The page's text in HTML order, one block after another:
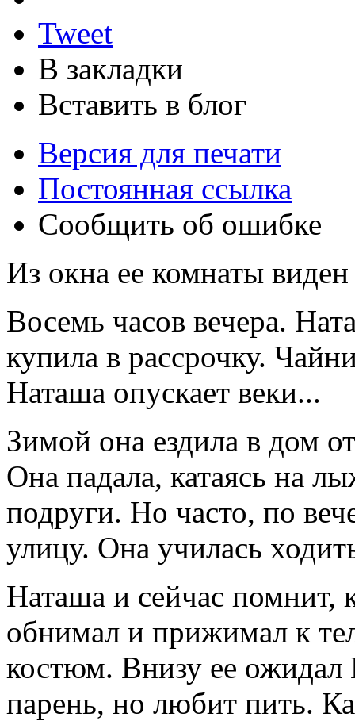
Tweet
В закладки
Вставить в блог
Версия для печати
Постоянная ссылка
Сообщить об ошибке
Из окна ее комнаты виден
Восемь часов вечера.
купила в рассрочку.
Наташа опускает веки...
Зимой она ездила в дом
Она падала, катаясь на
подруги. Но часто, по
улицу. Она училась
Наташа и сейчас помнит,
обнимал и прижимал к
костюм. Внизу ее
парень, но любит пить.